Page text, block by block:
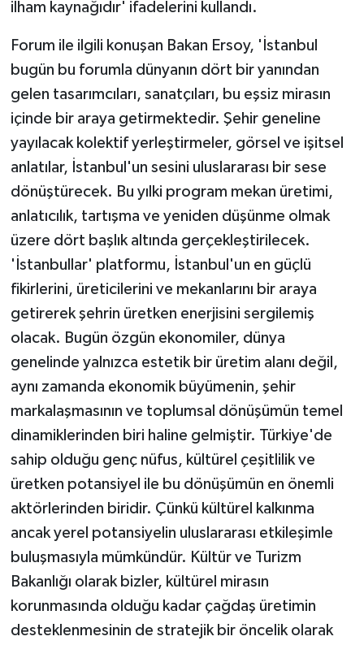
ilham kaynağıdır' ifadelerini kullandı.
Forum ile ilgili konuşan Bakan Ersoy, 'İstanbul
bugün bu forumla dünyanın dört bir yanından
gelen tasarımcıları, sanatçıları, bu eşsiz mirasın
içinde bir araya getirmektedir. Şehir geneline
yayılacak kolektif yerleştirmeler, görsel ve işitsel
anlatılar, İstanbul'un sesini uluslararası bir sese
dönüştürecek. Bu yılki program mekan üretimi,
anlatıcılık, tartışma ve yeniden düşünme olmak
üzere dört başlık altında gerçekleştirilecek.
'İstanbullar' platformu, İstanbul'un en güçlü
fikirlerini, üreticilerini ve mekanlarını bir araya
getirerek şehrin üretken enerjisini sergilemiş
olacak. Bugün özgün ekonomiler, dünya
genelinde yalnızca estetik bir üretim alanı değil,
aynı zamanda ekonomik büyümenin, şehir
markalaşmasının ve toplumsal dönüşümün temel
dinamiklerinden biri haline gelmiştir. Türkiye'de
sahip olduğu genç nüfus, kültürel çeşitlilik ve
üretken potansiyel ile bu dönüşümün en önemli
aktörlerinden biridir. Çünkü kültürel kalkınma
ancak yerel potansiyelin uluslararası etkileşimle
buluşmasıyla mümkündür. Kültür ve Turizm
Bakanlığı olarak bizler, kültürel mirasın
korunmasında olduğu kadar çağdaş üretimin
desteklenmesinin de stratejik bir öncelik olarak